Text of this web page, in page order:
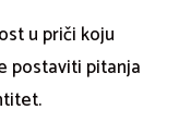
u priči koju
postaviti pitanja